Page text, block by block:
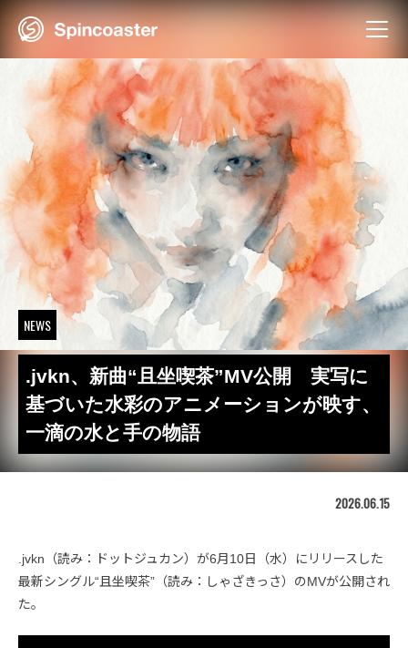
Skip
NEWS
.jvkn、新曲“且坐喫茶”MV公開 実写に
基づいた水彩のアニメーションが映す、
一滴の水と手の物語
2026.06.15
.jvkn（読み：ドットジュカン）が6月10日（水）にリリースした
最新シングル“且坐喫茶”（読み：しゃざきっさ）のMVが公開され
た。